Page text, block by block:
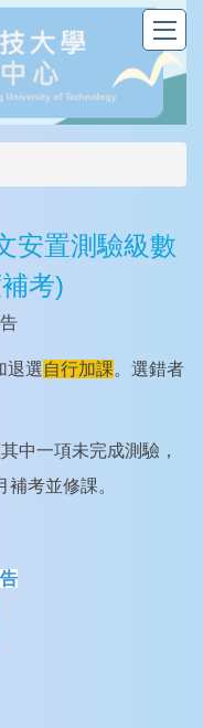
安置測驗級數
考)
退選自行加課。選錯者
中一項未完成測驗，
考並修課。